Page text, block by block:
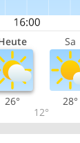
Sa
26°
12°
28°